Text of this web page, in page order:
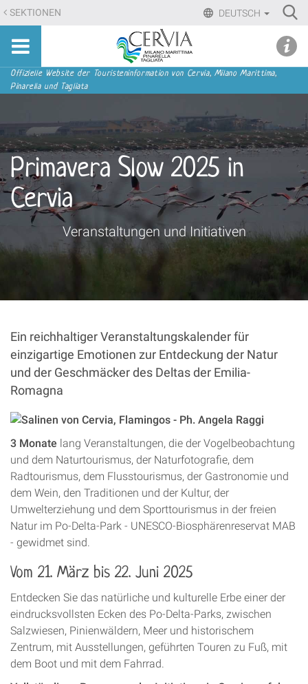
Direkt
zum
Inhalt
Direkt
zur
DEUTSCH
SEKTIONEN
Sito
turistico
ufficiale
Milano
Marittima,
Pinarella,
Tagliata
Sektionen
Offizielle Website der Touristeninformation von Cervia, Milano Marittima,
Pinarella und Tagliata
Primavera Slow 2025 in
Cervia
Veranstaltungen und Initiativen
Ein reichhaltiger Veranstaltungskalender für
einzigartige Emotionen zur Entdeckung der Natur
und der Geschmäcker des Deltas der Emilia-
Romagna
3 Monate lang Veranstaltungen, die der Vogelbeobachtung
und dem Naturtourismus, der Naturfotografie, dem
Radtourismus, dem Flusstourismus, der Gastronomie und
dem Wein, den Traditionen und der Kultur, der
Umwelterziehung und dem Sporttourismus in der freien
Natur im Po-Delta-Park - UNESCO-Biosphärenreservat MAB
- gewidmet sind.
Vom 21. März bis 22. Juni 2025
Entdecken Sie das natürliche und kulturelle Erbe einer der
eindrucksvollsten Ecken des Po-Delta-Parks, zwischen
Salzwiesen, Pinienwäldern, Meer und historischem
Zentrum, mit Ausstellungen, geführten Touren zu Fuß, mit
dem Boot und mit dem Fahrrad.
menu